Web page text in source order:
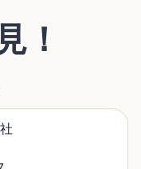
！